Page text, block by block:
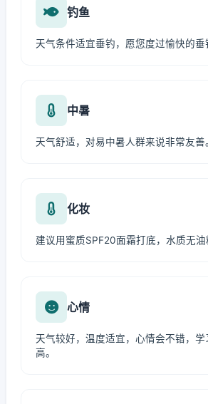
钓鱼
天气条件适宜垂钓，愿您度过愉快的垂
中暑
天气舒适，对易中暑人群来说非常友善
化妆
建议用蜜质SPF20面霜打底，水质无油
心情
天气较好，温度适宜，心情会不错，
高。